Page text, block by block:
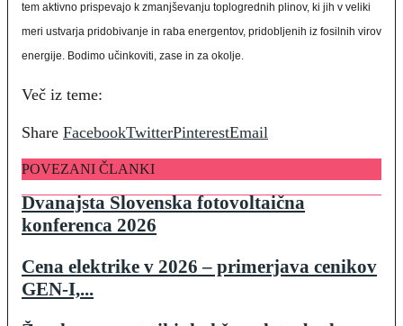
tem aktivno prispevajo k zmanjševanju toplogrednih plinov, ki jih v veliki
meri ustvarja pridobivanje in raba energentov, pridobljenih iz fosilnih virov
energije. Bodimo učinkoviti, zase in za okolje.
Več iz teme:
Share FacebookTwitterPinterestEmail
POVEZANI ČLANKI
Dvanajsta Slovenska fotovoltaična
konferenca 2026
Cena elektrike v 2026 – primerjava cenikov
GEN-I,...